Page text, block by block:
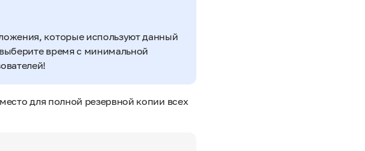
которые используют данный
время с минимальной
для полной резервной копии всех